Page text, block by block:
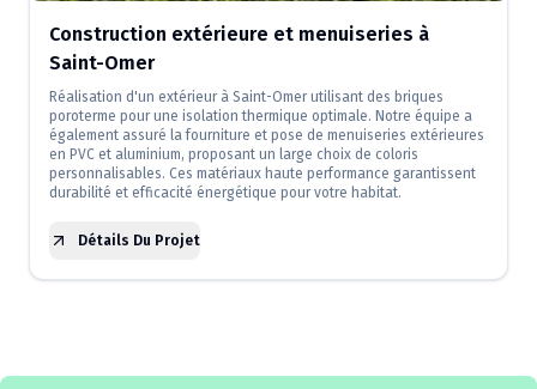
Construction extérieure et menuiseries à
Saint-Omer
Réalisation d'un extérieur à Saint-Omer utilisant des briques
poroterme pour une isolation thermique optimale. Notre équipe a
également assuré la fourniture et pose de menuiseries extérieures
en PVC et aluminium, proposant un large choix de coloris
personnalisables. Ces matériaux haute performance garantissent
durabilité et efficacité énergétique pour votre habitat.
Détails Du Projet